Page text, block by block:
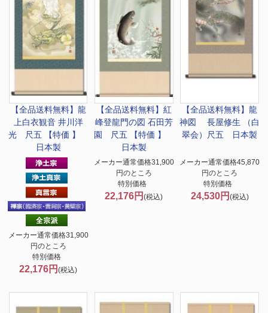
【全品送料無料】 龍
上白衣観音 井川洋
光 尺五 【特価 】
日本製
メーカー通常価格31,900
円のところ
特別価格
22,176円(税込)
【全品送料無料】 紅
峰登龍門の図 石田芳
園 尺五 【特価 】
日本製
メーカー通常価格31,900
円のところ
特別価格
22,176円(税込)
【全品送料無料】龍
神図 長屋修生 （白
翠会）尺五 日本製
メーカー通常価格45,870
円のところ
特別価格
24,530円 (税込)